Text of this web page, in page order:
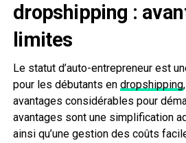
dropshipping :
limites
Le statut d’auto-entrepreneur est
pour les débutants en dropshipping
avantages considérables pour
avantages sont une simplification
ainsi qu’une gestion des coûts